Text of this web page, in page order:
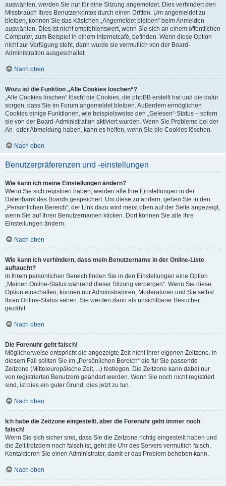
auswählen, werden Sie nur für eine Sitzung angemeldet. Dies verhindert den
Missbrauch Ihres Benutzerkontos durch einen Dritten. Um angemeldet zu
bleiben, können Sie das Kästchen „Angemeldet bleiben“ beim Anmelden
auswählen. Dies ist nicht empfehlenswert, wenn Sie sich an einem öffentlichen
Computer, zum Beispiel in einem Internetcafé, befinden. Wenn diese Option
nicht zur Verfügung steht, dann wurde sie vermutlich von der Board-
Administration ausgeschaltet.
Nach oben
Wozu ist die Funktion „Alle Cookies löschen“?
„Alle Cookies löschen“ löscht die Cookies, die phpBB erstellt hat und die dafür
sorgen, dass Sie im Forum angemeldet bleiben. Außerdem ermöglichen
Cookies einige Funktionen, wie beispielsweise den „Gelesen“-Status – sofern
sie von der Board-Administration aktiviert wurden. Wenn Sie Probleme bei der
An- oder Abmeldung haben, kann es helfen, wenn Sie die Cookies löschen.
Nach oben
Benutzerpräferenzen und -einstellungen
Wie kann ich meine Einstellungen ändern?
Wenn Sie sich registriert haben, werden alle Ihre Einstellungen in der
Datenbank des Boards gespeichert. Um diese zu ändern, gehen Sie in den
„Persönlichen Bereich“; der Link dazu wird meist oben auf der Seite angezeigt,
wenn Sie auf Ihren Benutzernamen klicken. Dort können Sie alle Ihre
Einstellungen ändern.
Nach oben
Wie kann ich verhindern, dass mein Benutzername in der Online-Liste
auftaucht?
In Ihrem persönlichen Bereich finden Sie in den Einstellungen eine Option
„Meinen Online-Status während dieser Sitzung verbergen“. Wenn Sie diese
Option einschalten, können nur Administratoren, Moderatoren und Sie selbst
Ihren Online-Status sehen. Sie werden dann als unsichtbarer Besucher
gezählt.
Nach oben
Die Forenuhr geht falsch!
Möglicherweise entspricht die angezeigte Zeit nicht Ihrer eigenen Zeitzone. In
diesem Fall sollten Sie im „Persönlichen Bereich“ die für Sie passende
Zeitzone (Mitteleuropäische Zeit, ...) festlegen. Die Zeitzone kann dabei nur
von registrierten Benutzern geändert werden. Wenn Sie noch nicht registriert
sind, ist dies ein guter Grund, dies jetzt zu tun.
Nach oben
Ich habe die Zeitzone eingestellt, aber die Forenuhr geht immer noch
falsch!
Wenn Sie sich sicher sind, dass Sie die Zeitzone richtig eingestellt haben und
die Zeit trotzdem noch falsch ist, geht die Uhr des Servers vermutlich falsch.
Kontaktieren Sie einen Administrator, damit er das Problem beheben kann.
Nach oben